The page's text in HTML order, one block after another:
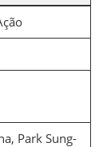
Park Sung-